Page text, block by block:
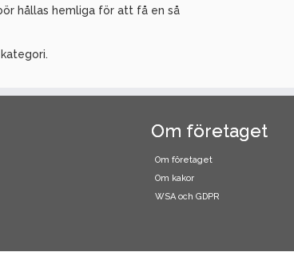
hållas hemliga för att få en så
Om företaget
Om företaget
Om kakor
WSA och GDPR